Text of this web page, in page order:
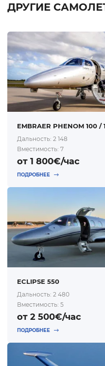
ДРУГИЕ
EMBRAER PHENOM 100 /
Дальность: 2 148
Вместимость: 7
от 1 800€/час
ПОДРОБНЕЕ
ECLIPSE 550
Дальность: 2 480
Вместимость: 5
от 2 500€/час
ПОДРОБНЕЕ